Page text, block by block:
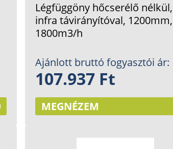
Légfüggöny hőcserélő nélkül,
infra távirányítóval, 1200mm,
1800m3/h
Ajánlott bruttó fogyasztói ár:
107.937 Ft
MEGNÉZEM